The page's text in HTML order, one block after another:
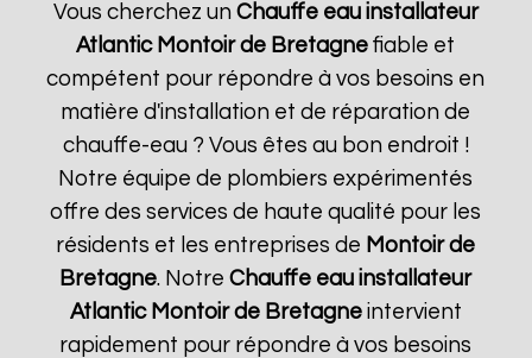
Vous cherchez un Chauffe eau installateur
Atlantic Montoir de Bretagne fiable et
compétent pour répondre à vos besoins en
matière d'installation et de réparation de
chauffe-eau ? Vous êtes au bon endroit !
Notre équipe de plombiers expérimentés
offre des services de haute qualité pour les
résidents et les entreprises de Montoir de
Bretagne. NotreChauffe eau installateur
Atlantic Montoir de Bretagneintervient
rapidement pour répondre à vos besoins